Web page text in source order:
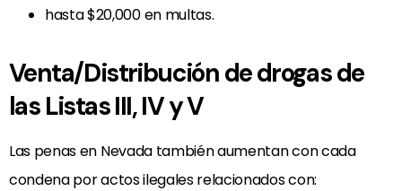
hasta $20,000 en multas.
Venta/Distribución de drogas de
las Listas III, IV y V
Las penas en Nevada también aumentan con cada
condena por actos ilegales relacionados con: